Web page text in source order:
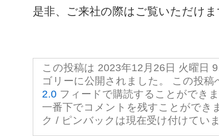
是非、ご来社の際はご覧いただけ
この投稿は 2023年12月26日 火曜日
ゴリーに公開されました。 この投
2.0 フィードで購読することができ
一番下でコメントを残すことができ
ク / ピンバックは現在受け付けてい